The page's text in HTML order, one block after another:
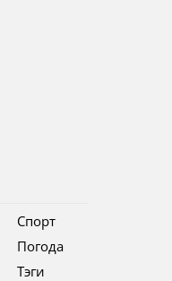
Спорт
Погода
Тэги